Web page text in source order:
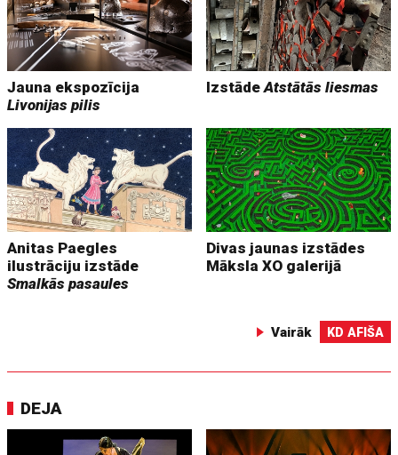
Jauna ekspozīcija
Livonijas pilis
IzstādeAtstātās liesmas
Anitas Paegles
ilustrāciju izstāde
Smalkās pasaules
Divas jaunas izstādes
Māksla XO galerijā
Vairāk KD AFIŠA
DEJA